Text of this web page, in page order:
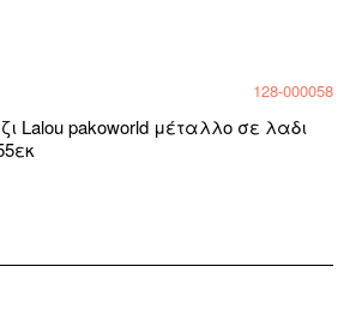
128-000058
Lalou pakoworld μέταλλο σε λαδι